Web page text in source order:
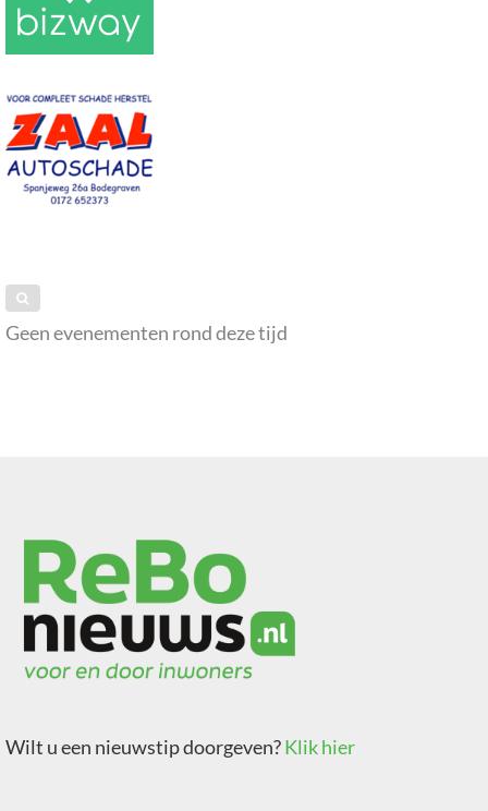
Geen evenementen rond deze tijd
Wilt u een nieuwstip doorgeven?Klik hier